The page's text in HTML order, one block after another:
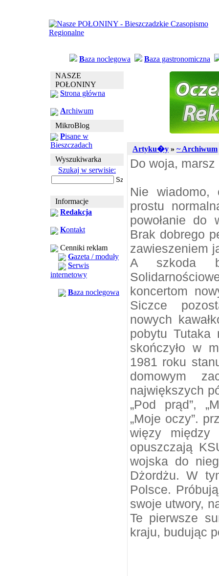
Baza noclegowa Baza gastronomiczna
NASZE
POŁONINY
Strona główna
Archiwum
MikroBlog
Pisane w
Bieszczadach
Wyszukiwarka
Szukaj w serwisie:
Informacje
Redakcja
Kontakt
Cenniki reklam
Gazeta / moduły
Serwis
internetowy
Baza noclegowa
Artyku�y » ~ Archiwum
Do woja,
Nie wiadomo,
prostu
powołanie do
Brak dobrego
zawieszeniem
A szkoda
koncertom
Siczce
nowych
pobytu Tutaka
skończyło w
1981 roku
domowym
największych
„Pod prąd”,
„Moje oczy”.
więzy między
opuszczają
wojska do
Dżordżu. W
Polsce.
swoje utwory,
Te pierwsze
kraju, budując